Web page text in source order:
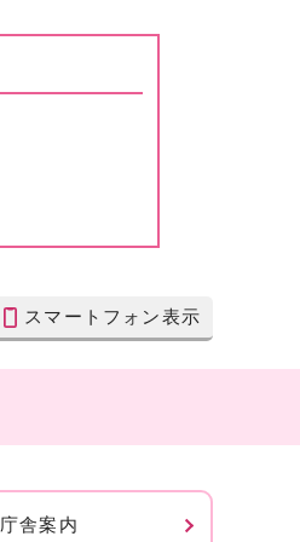
スマートフォン表示
庁舎案内